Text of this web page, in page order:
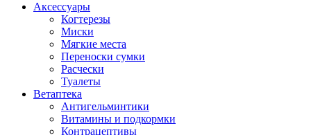
Аксессуары
Когтерезы
Миски
Мягкие места
Переноски сумки
Расчески
Туалеты
Ветаптека
Антигельминтики
Витамины и подкормки
Контрацептивы